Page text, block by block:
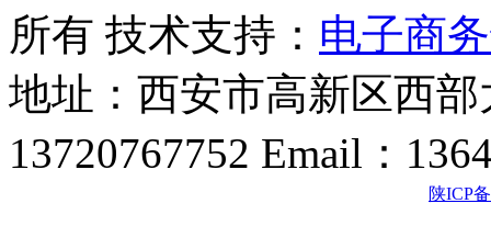
所有 技术支持： 电子商
地址：西安市高新区西
13720767752 Email：
陕ICP